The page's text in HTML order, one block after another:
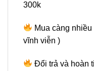
300k
Mua càng
vĩnh viễn )
Đổi trả và hoàn